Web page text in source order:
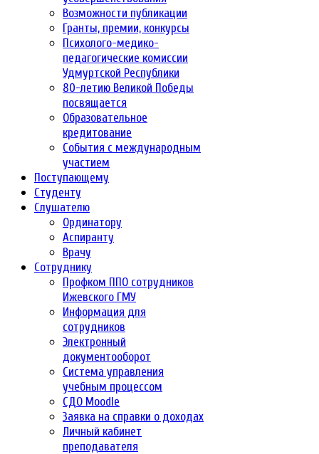
Возможности публикации
Гранты, премии, конкурсы
Психолого-медико-
педагогические комиссии
Удмуртской Республики
80-летию Великой Победы
посвящается
Образовательное
кредитование
События с международным
участием
Поступающему
Студенту
Слушателю
Ординатору
Аспиранту
Врачу
Сотруднику
Профком ППО сотрудников
Ижевского ГМУ
Информация для
сотрудников
Электронный
документооборот
Система управления
учебным процессом
СДО Moodle
Заявка на справки о доходах
Личный кабинет
преподавателя